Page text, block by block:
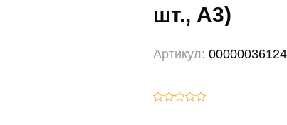
шт., А3)
Артикул: 00000036124